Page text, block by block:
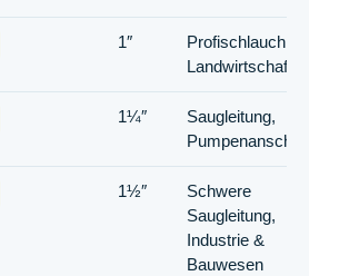
1″
Profischlauch,
Landwirtschaft
1¼″
Saugleitung,
Pumpenanschluss
1½″
Schwere
Saugleitung,
Industrie &
Bauwesen